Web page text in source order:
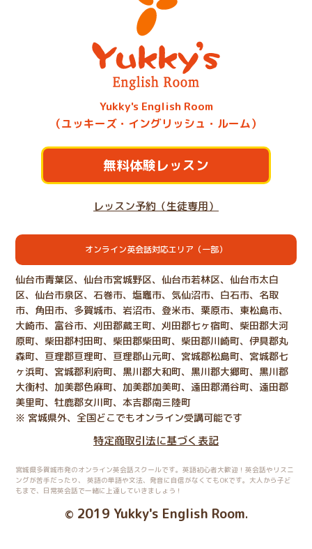
Yukky's English Room
（ユッキーズ・イングリッシュ・ルーム）
無料体験レッスン
レッスン予約（生徒専用）
オンライン英会話対応エリア（一部）
仙台市青葉区、仙台市宮城野区、仙台市若林区、仙台市太白
区、仙台市泉区、石巻市、塩竈市、気仙沼市、白石市、名取
市、角田市、多賀城市、岩沼市、登米市、栗原市、東松島市、
大崎市、富谷市、刈田郡蔵王町、刈田郡七ヶ宿町、柴田郡大河
原町、柴田郡村田町、柴田郡柴田町、柴田郡川崎町、伊具郡丸
森町、亘理郡亘理町、亘理郡山元町、宮城郡松島町、宮城郡七
ヶ浜町、宮城郡利府町、黒川郡大和町、黒川郡大郷町、黒川郡
大衡村、加美郡色麻町、加美郡加美町、遠田郡涌谷町、遠田郡
美里町、牡鹿郡女川町、本吉郡南三陸町
※ 宮城県外、全国どこでもオンライン受講可能です
特定商取引法に基づく表記
宮城県多賀城市発のオンライン英会話スクールです。英語初心者大歓迎！英会話やリスニ
ングが苦手だったり、
英語の単語や文法、発音に自信がなくてもOKです。大人から子ど
もまで、日常英会話で一緒に上達していきましょう！
© 2019 Yukky's English Room.